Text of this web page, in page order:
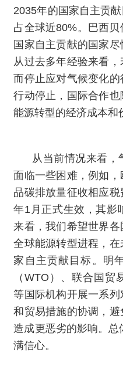
2035年的国家自主贡
占全球近80%。巴西
国家自主贡献的国家尽
从过去多年经验来看
而停止应对气候变化的
行动停止，国际合作
能源转型的经济成本和
从当前情况来看，
面临一些困难，例如
品碳排放量征收相应
年1月正式生效，其影
来看，我们希望世界
全球能源转型进程，
家自主贡献目标。明
（WTO）、联合国贸
等国际机构开展一系
和贸易措施的协调，
造成更恶劣的影响。
满信心。